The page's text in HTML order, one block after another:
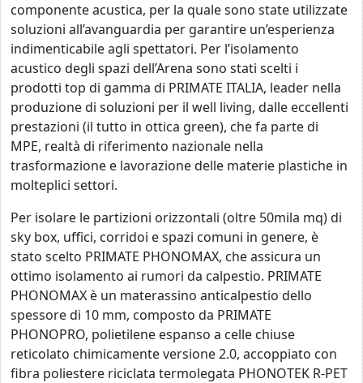
componente acustica, per la quale sono state utilizzate
soluzioni all’avanguardia per garantire un’esperienza
indimenticabile agli spettatori. Per l’isolamento
acustico degli spazi dell’Arena sono stati scelti i
prodotti top di gamma di PRIMATE ITALIA, leader nella
produzione di soluzioni per il well living, dalle eccellenti
prestazioni (il tutto in ottica green), che fa parte di
MPE, realtà di riferimento nazionale nella
trasformazione e lavorazione delle materie plastiche in
molteplici settori.
Per isolare le partizioni orizzontali (oltre 50mila mq) di
sky box, uffici, corridoi e spazi comuni in genere, è
stato scelto PRIMATE PHONOMAX, che assicura un
ottimo isolamento ai rumori da calpestio. PRIMATE
PHONOMAX è un materassino anticalpestio dello
spessore di 10 mm, composto da PRIMATE
PHONOPRO, polietilene espanso a celle chiuse
reticolato chimicamente versione 2.0, accoppiato con
fibra poliestere riciclata termolegata PHONOTEK R-PET